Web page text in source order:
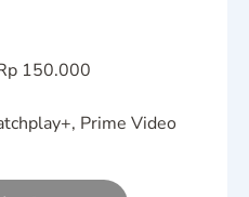
150.000
Prime Video